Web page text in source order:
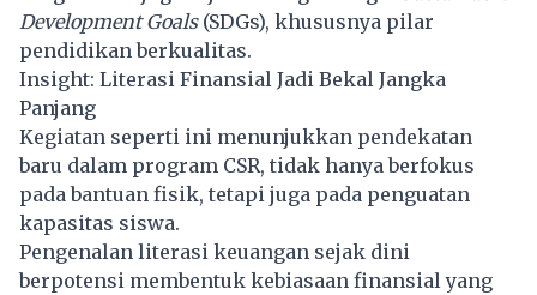
Development Goals(SDGs), khususnya pilar
pendidikan berkualitas.
Insight: Literasi Finansial Jadi Bekal Jangka
Panjang
Kegiatan seperti ini menunjukkan pendekatan
baru dalam program CSR, tidak hanya berfokus
pada bantuan fisik, tetapi juga pada penguatan
kapasitas siswa.
Pengenalan literasi keuangan sejak dini
berpotensi membentuk kebiasaan finansial yang